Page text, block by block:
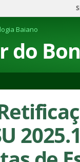
Baiano
do